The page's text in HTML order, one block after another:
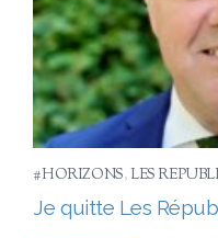
#HORIZONS,LES
Je quitte Les